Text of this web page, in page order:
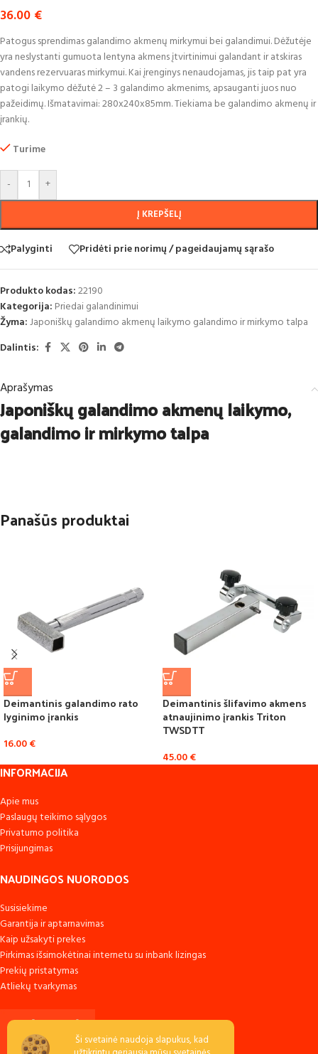
36.00 €
Patogus sprendimas galandimo akmenų mirkymui bei galandimui. Dėžutėje
yra neslystanti gumuota lentyna akmens įtvirtinimui galandant ir atskiras
vandens rezervuaras mirkymui. Kai įrenginys nenaudojamas, jis taip pat yra
patogi laikymo dėžutė 2 – 3 galandimo akmenims, apsauganti juos nuo
pažeidimų. Išmatavimai: 280x240x85mm. Tiekiama be galandimo akmenų ir
įrankių.
Turime
- +
Į KREPŠELĮ
Palyginti Pridėti prie norimų / pageidaujamų sąrašo
Produkto kodas:22190
Kategorija: Priedai galandinimui
Žyma:Japoniškų galandimo akmenų laikymo galandimo ir mirkymo talpa
Dalintis:
Aprašymas
Japoniškų galandimo akmenų laikymo,
galandimo ir mirkymo talpa
Panašūs produktai
Deimantinis galandimo rato
lyginimo įrankis
16.00€
Deimantinis šlifavimo akmens
atnaujinimo įrankis Triton
TWSDTT
45.00€
INFORMACIJA
Apie mus
Paslaugų teikimo sąlygos
Privatumo politika
Prisijungimas
NAUDINGOS NUORODOS
Susisiekime
Garantija ir aptarnavimas
Kaip užsakyti prekes
Pirkimas išsimokėtinai internetu su inbank lizingas
Prekių pristatymas
Atliekų tvarkymas
Ši svetainė naudoja slapukus, kad